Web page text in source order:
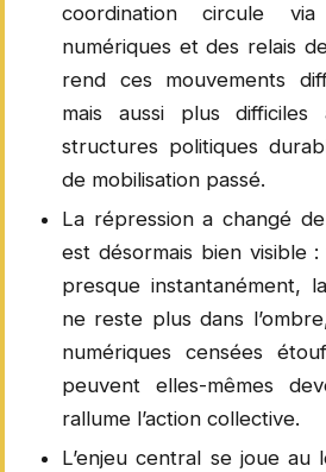
coordination circule
numériques et des relais
rend ces mouvements
mais aussi plus
structures politiques
de mobilisation passé.
La répression a changé
est désormais bien visible
presque instantanément,
ne reste plus dans
numériques censées
peuvent elles-mêmes
rallume l’action collective.
L’enjeu central se joue au